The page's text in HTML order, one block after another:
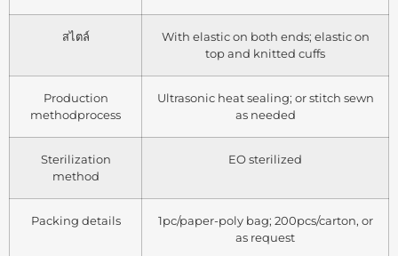
สไตล์
With elastic on both ends; elastic on
top and knitted cuffs
Production
methodprocess
Ultrasonic heat sealing; or stitch sewn
as needed
Sterilization
method
EO sterilized
Packing details
1pc/paper-poly bag; 200pcs/carton, or
as request